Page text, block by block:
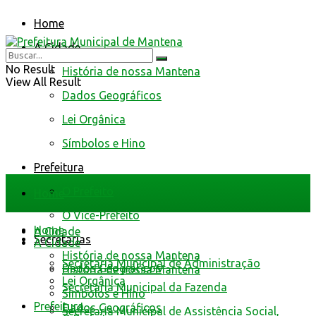
Home
A Cidade
História de nossa Mantena
Dados Geográficos
Lei Orgânica
Símbolos e Hino
Prefeitura
O Vice-Prefeito
Secretarias
Secretaria Municipal de Administração
Secretaria Municipal da Fazenda
Secretaria Municipal de Assistência Social,
No Result
View All Result
Home
A Cidade
História de nossa Mantena
Dados Geográficos
Home
A Cidade
História de nossa Mantena
Dados Geográficos
Lei Orgânica
Símbolos e Hino
Prefeitura